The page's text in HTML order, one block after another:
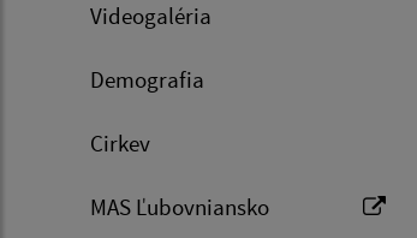
Videogaléria
Demografia
Cirkev
MAS Ľubovniansko